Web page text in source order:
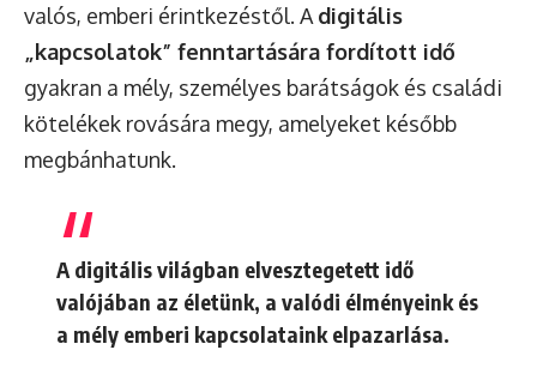
valós, emberi érintkezéstől. A digitális
„kapcsolatok” fenntartására fordított idő
gyakran a mély, személyes barátságok és családi
kötelékek rovására megy, amelyeket később
megbánhatunk.
A digitális világban elvesztegetett idő
valójában az életünk, a valódi élményeink és
a mély emberi kapcsolataink elpazarlása.